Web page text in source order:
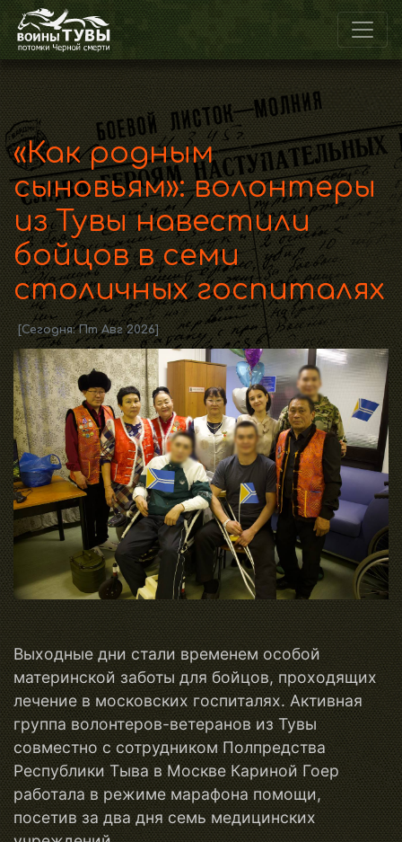
«Как родным
сыновьям»: волонтеры
из Тувы навестили
бойцов в семи
столичных госпиталях
[Сегодня: Пт Авг 2026]
Выходные дни стали временем особой
материнской заботы для бойцов, проходящих
лечение в московских госпиталях. Активная
группа волонтеров-ветеранов из Тувы
совместно с сотрудником Полпредства
Республики Тыва в Москве Кариной Гоер
работала в режиме марафона помощи,
посетив за два дня семь медицинских